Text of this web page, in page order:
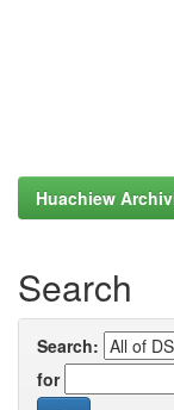
Huachiew
Search
Search:
for